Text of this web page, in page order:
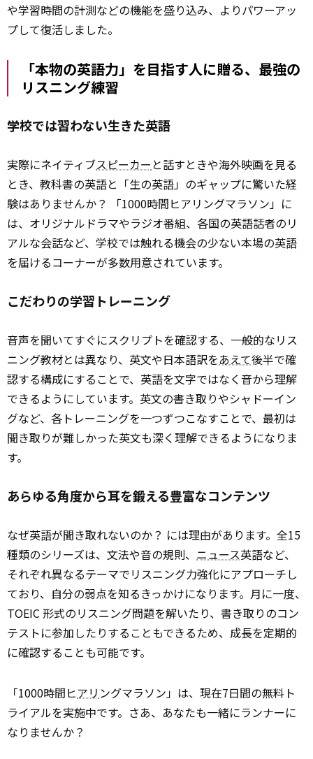
や学習時間の計測などの機能を盛り込み、よりパワーアッ
プして復活しました。
「本物の英語力」を目指す人に贈る、最強の
リスニング練習
学校では習わない生きた英語
実際にネイティブスピーカー と話すときや海外映画を見る
とき、教科書の英語と「生の英語」のギャップに驚いた経
験はありませんか？ 「1000時間ヒアリングマラソン」に
は、オリジナルドラマやラジオ番組、各国の英語話者のリ
アルな会話など、学校では触れる機会の少ない本場の英語
を届けるコーナーが多数用意されています。
こだわりの学習トレーニング
音声を聞いてすぐにスクリプトを確認する、一般的なリス
ニング教材とは異なり、英文や日本語訳をあえて後半で確
認する構成にすることで、英語を文字ではなく音から理解
できるようにしています。英文の書き取りやシャドーイン
グなど、各トレーニングを一つずつこなすことで、最初は
聞き取りが難しかった英文も深く理解できるようになりま
す。
あらゆる角度から耳を鍛える豊富なコンテンツ
なぜ英語が聞き取れないのか？ には理由があります。全15
種類のシリーズは、文法や音の規則、 ニュース英語など、
それぞれ異なるテーマでリスニング力強化にアプローチし
ており、自分の弱点を知るきっかけになります。月に一度、
TOEIC 形式のリスニング問題を解いたり、書き取りのコン
テストに参加したりすることもできるため、成長を定期的
に確認することも可能です。
「1000時間ヒアリ ングマラソン」は、現在7日間の無料ト
ライアルを実施中です。さあ、あなたも一緒にランナーに
なりませんか？